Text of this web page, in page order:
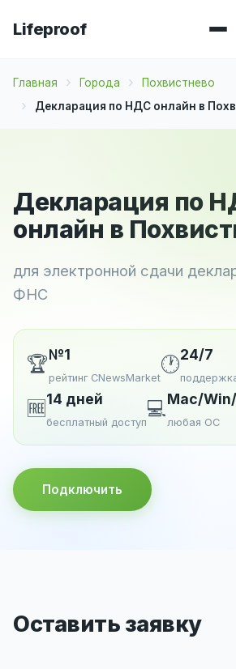
Lifeproof
Главная Города
Похвистнево
Декларация по НДС онлайн в
Декларация по
онлайн в
для электронной сдачи
ФНС
🏆№1
рейтинг CNewsMarket
🕐24/7
🆓14 дней
бесплатный доступ
💻Mac/
любая ОС
Подключить
Оставить заявку